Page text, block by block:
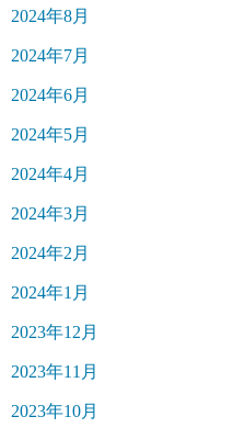
2024年8月
2024年7月
2024年6月
2024年5月
2024年4月
2024年3月
2024年2月
2024年1月
2023年12月
2023年11月
2023年10月